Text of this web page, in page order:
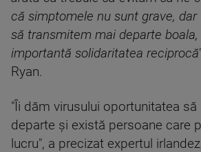
că simptomele nu sunt grave,
să transmitem mai departe
importantă solidaritatea reciprocă"
Ryan.
"Îi dăm virusului oportunitatea
departe şi există persoane care
lucru", a precizat expertul